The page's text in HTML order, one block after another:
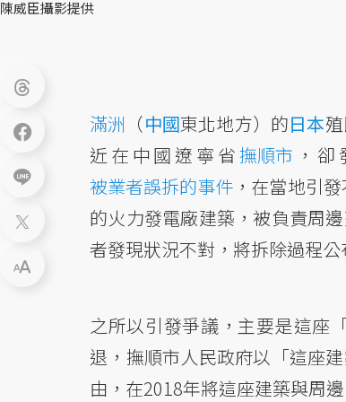
陳威臣攝影提供
滿洲 （中國東北地方）的日本
近在中國遼寧省撫順市 ，
被業者誤拆的事件 ，在當地引
的火力發電廠建築，被負責周
者發現狀況不對，將拆除過程
之所以引發爭議，主要是這座
退，撫順市人民政府以「這座
由，在2018年將這座建築與周